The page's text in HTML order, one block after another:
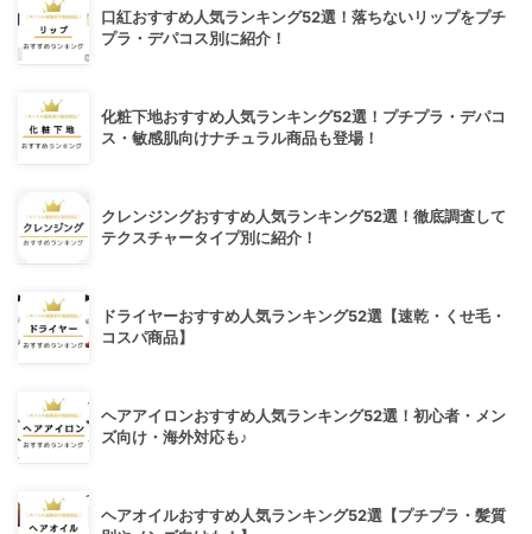
口紅おすすめ人気ランキング52選！落ちないリップをプチ
プラ・デパコス別に紹介！
化粧下地おすすめ人気ランキング52選！プチプラ・デパコ
ス・敏感肌向けナチュラル商品も登場！
クレンジングおすすめ人気ランキング52選！徹底調査して
テクスチャータイプ別に紹介！
ドライヤーおすすめ人気ランキング52選【速乾・くせ毛・
コスパ商品】
ヘアアイロンおすすめ人気ランキング52選！初心者・メン
ズ向け・海外対応も♪
ヘアオイルおすすめ人気ランキング52選【プチプラ・髪質